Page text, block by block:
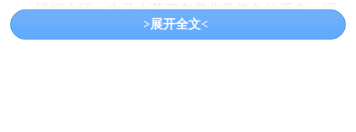
详细介绍：大马士革刀有着非常悠久的历史，据
称在以前使只有贵族才能够佩戴的，是一种尊贵身份
>展开全文<